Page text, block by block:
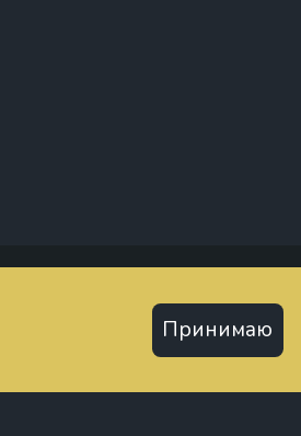
Принимаю